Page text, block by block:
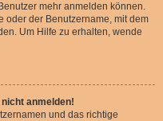
mehr anmelden können.
oder der Benutzername, mit dem
Um Hilfe zu erhalten, wende
anmelden!
und das richtige